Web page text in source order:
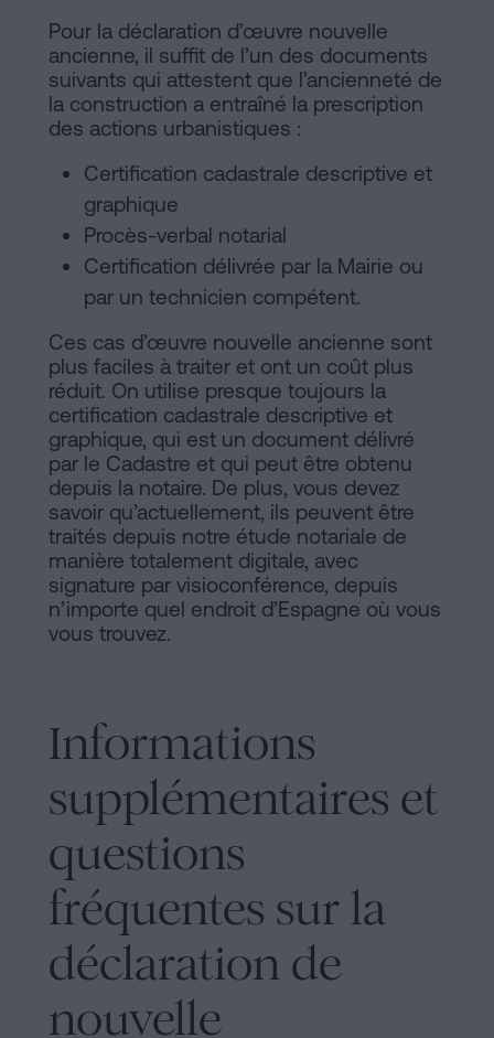
Pour la déclaration d’œuvre nouvelle
ancienne, il suffit de l’un des documents
suivants qui attestent que l’ancienneté de
la construction a entraîné la prescription
des actions urbanistiques :
Certification cadastrale descriptive et
graphique
Procès-verbal notarial
Certification délivrée par la Mairie ou
par un technicien compétent.
Ces cas d’œuvre nouvelle ancienne sont
plus faciles à traiter et ont un coût plus
réduit. On utilise presque toujours la
certification cadastrale descriptive et
graphique, qui est un document délivré
par le Cadastre et qui peut être obtenu
depuis la notaire. De plus, vous devez
savoir qu’actuellement, ils peuvent être
traités depuis notre étude notariale de
manière totalement digitale, avec
signature par visioconférence, depuis
n’importe quel endroit d’Espagne où vous
vous trouvez.
Informations
supplémentaires et
questions
fréquentes sur la
déclaration de
nouvelle